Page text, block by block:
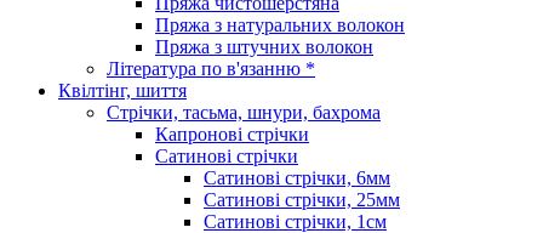
Пряжа з натуральних волокон
Пряжа з штучних волокон
Література по в'язанню *
Квілтінг, шиття
Стрічки, тасьма, шнури, бахрома
Капронові стрічки
Сатинові стрічки
Сатинові стрічки, 6мм
Сатинові стрічки, 25мм
Сатинові стрічки, 1см